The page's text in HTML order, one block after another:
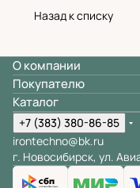
Назад к списку
О компании
Покупателю
Каталог
+7 (383) 380-86-85
irontechno@bk.ru
г. Новосибирск, ул.